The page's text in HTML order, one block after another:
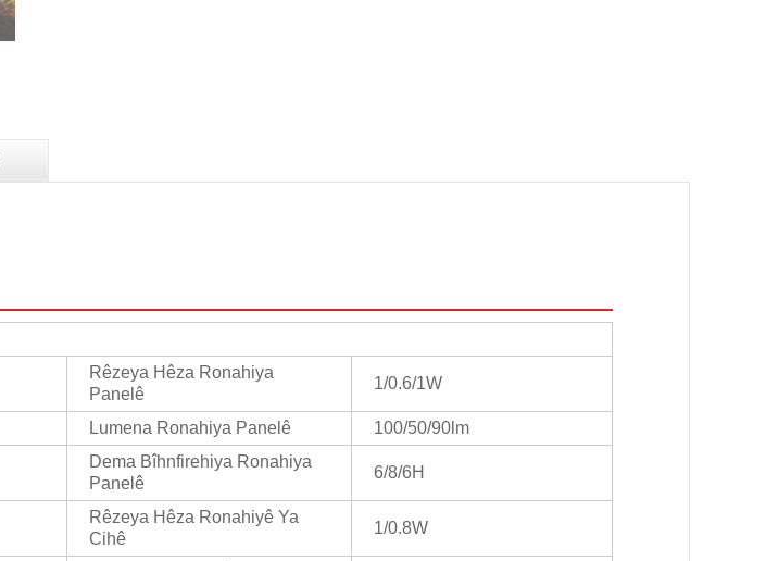
Rêzeya Hêza Ronahiya
Panelê
1/0.6/1W
Lumena Ronahiya Panelê 100/50/90lm
Dema Bîhnfirehiya Ronahiya
Panelê
6/8/6H
Rêzeya Hêza Ronahiyê Ya
Cihê
1/0.8W